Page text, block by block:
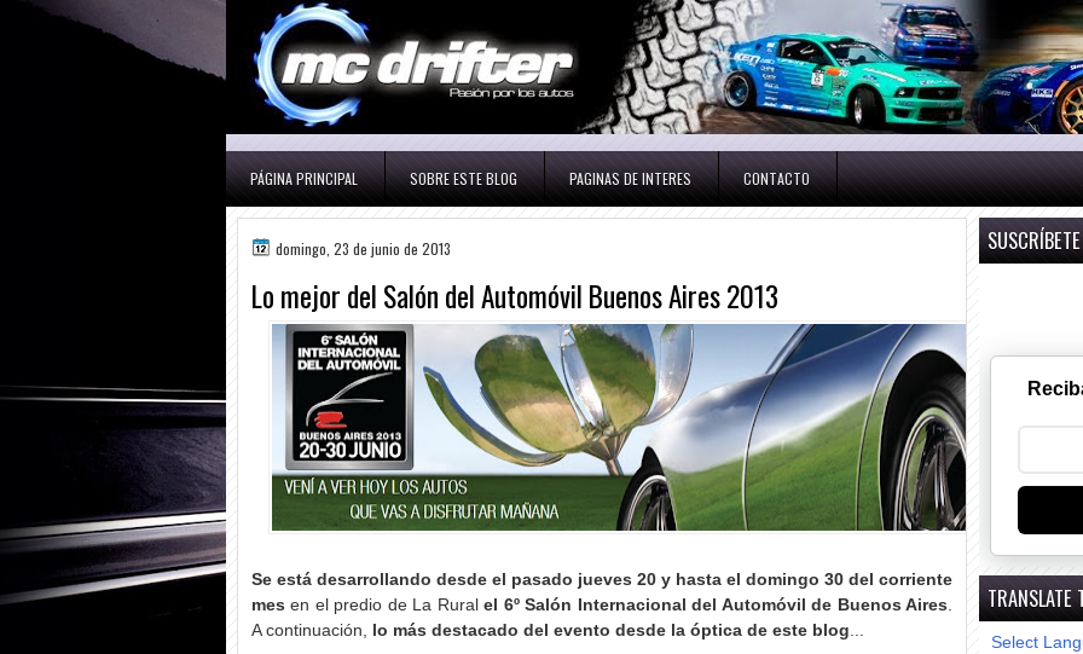
PÁGINA PRINCIPAL SOBRE ESTE BLOG PAGINAS DE INTERES CONTACTO
domingo, 23 de junio de 2013
Lo mejor del Salón del Automóvil Buenos Aires 2013
Se está desarrollando desde el pasado jueves 20 y hasta el domingo 30 del corriente
mesen el predio de La Ruralel 6º Salón Internacional del Automóvil de Buenos Aires
A continuación,
lo más destacado del evento desde la óptica de este blog
TRANSLATE
Select